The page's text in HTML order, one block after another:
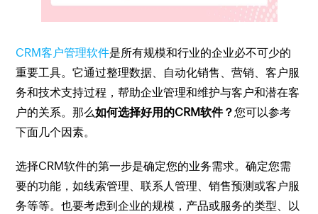
CRM客户管理软件是所有规模和行业的企业必不可少的
重要工具。它通过整理数据、自动化销售、营销、客户服
务和技术支持过程，帮助企业管理和维护与客户和潜在客
户的关系。那么如何选择好用的CRM软件？您可以参考
下面几个因素。
选择CRM软件的第一步是确定您的业务需求。确定您需
要的功能，如线索管理、联系人管理、销售预测或客户服
务等等。也要考虑到企业的规模，产品或服务的类型、以